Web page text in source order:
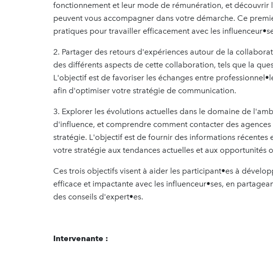
fonctionnement et leur mode de rémunération, et découvrir
peuvent vous accompagner dans votre démarche. Ce
pratiques pour travailler efficacement avec les
2. Partager des retours d'expériences autour de la
des différents aspects de cette collaboration, tels que la
L'objectif est de favoriser les échanges entre
afin d'optimiser votre stratégie de communication.
3. Explorer les évolutions actuelles dans le domaine de
d'influence, et comprendre comment contacter des
stratégie. L'objectif est de fournir des informations récentes
votre stratégie aux tendances actuelles et aux opportunités
Ces trois objectifs visent à aider les participant•es à
efficace et impactante avec les influenceur•ses, en
des conseils d'expert•es.
Intervenante :